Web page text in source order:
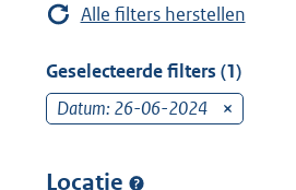
Alle filters herstellen
Geselecteerde filters (1)
Datum: 26-06-2024
Locatie